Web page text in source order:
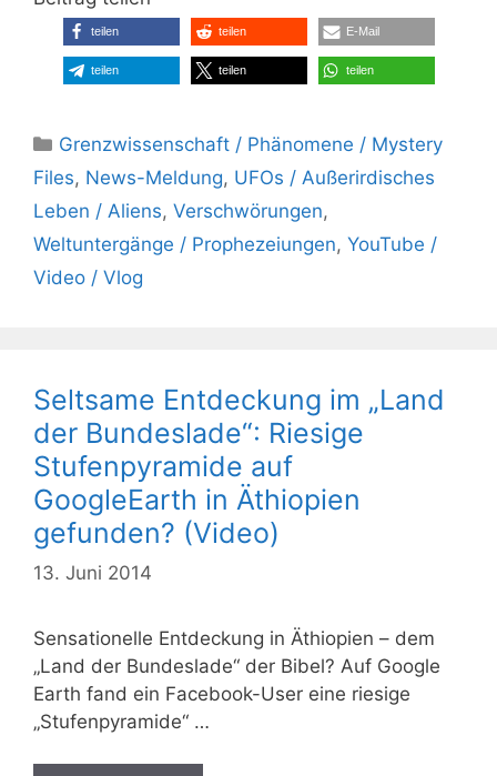
teilen teilen E-Mail
teilen teilen teilen
Kategorien
Grenzwissenschaft / Phänomene / Mystery
Files, News-Meldung, UFOs / Außerirdisches
Leben / Aliens, Verschwörungen,
Weltuntergänge / Prophezeiungen, YouTube /
Video / Vlog
Seltsame Entdeckung im „Land
der Bundeslade“: Riesige
Stufenpyramide auf
GoogleEarth in Äthiopien
gefunden? (Video)
13. Juni 2014
Sensationelle Entdeckung in Äthiopien – dem
„Land der Bundeslade“ der Bibel? Auf Google
Earth fand ein Facebook-User eine riesige
„Stufenpyramide“ …